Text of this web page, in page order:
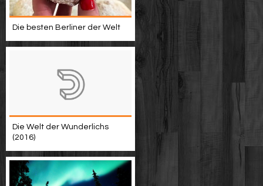
Die besten Berliner der Welt
Die Welt der Wunderlichs
(2016)